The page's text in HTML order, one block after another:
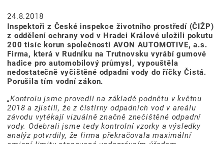
24.8.2018
Inspektoři z České inspekce životního prostředí (ČIŽP)
z oddělení ochrany vod v Hradci Králové uložili pokutu
200 tisíc korun společnosti AVON AUTOMOTIVE, a.s.
Firma, která v Rudníku na Trutnovsku vyrábí gumové
hadice pro automobilový průmysl, vypouštěla
nedostatečně vyčištěné odpadní vody do říčky Čistá.
Porušila tím vodní zákon.
„Kontrolu jsme provedli na základě podnětu v květnu
2018 a zjistili, že z čistírny odpadních vod v areálu
závodu vytékají vizuálně značně znečištěné odpadní
vody. Odebrali jsme tedy kontrolní vzorky a výsledky
analýz potvrdily, že firma překračovala maximální